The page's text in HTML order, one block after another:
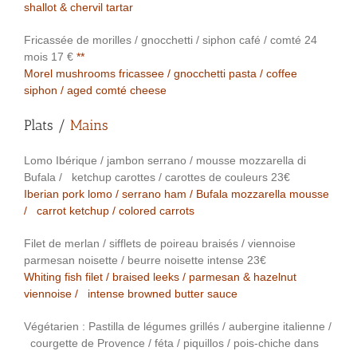
shallot & chervil tartar
Fricassée de morilles / gnocchetti / siphon café / comté 24
mois 17 € **
Morel mushrooms fricassee / gnocchetti pasta / coffee
siphon / aged comté cheese
Plats / Mains
Lomo Ibérique / jambon serrano / mousse mozzarella di
Bufala / ketchup carottes / carottes de couleurs 23€
Iberian pork lomo / serrano ham / Bufala mozzarella mousse
/ carrot ketchup / colored carrots
Filet de merlan / sifflets de poireau braisés / viennoise
parmesan noisette / beurre noisette intense 23€
Whiting fish filet / braised leeks / parmesan & hazelnut
viennoise / intense browned butter sauce
Végétarien : Pastilla de légumes grillés / aubergine italienne /
courgette de Provence / féta / piquillos / pois-chiche dans